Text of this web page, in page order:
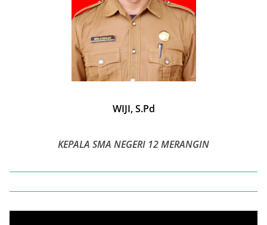
WIJI, S.Pd
KEPALA SMA NEGERI 12 MERANGIN